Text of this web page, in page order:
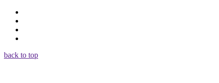
back to top